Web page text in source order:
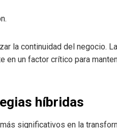
la continuidad del negocio.
un factor crítico para
híbridas
significativos en la